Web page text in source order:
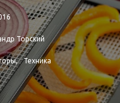
Торский
Техника